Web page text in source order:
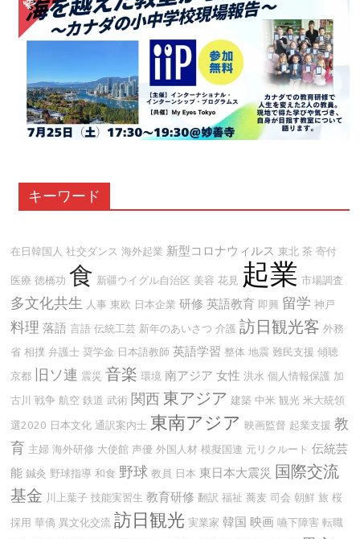
キーワード
在日韓国人 社交ダンス 海外起業 新型コロナウィルス 東北 茶 寄付
医療 徳橋功 食 新疆ウイグル自治区 美容 花見 起業 市場調査
多文化共生 人事 東欧 日本企業 研修 英語教育 即興 留学 神戸
料理 落語 言語 伝統工芸 新年のあいさつ 介護 訪日観光客 外務
省 相撲 弁護士 奨学金 日本語教師 英語学習 整体 地震 難民支援 傾聴
京都 旧ソ連 震災 音楽 環境 南アジア 女性 洪水 個人情報保護 加
古川 戦争 航空 鉄道 武術 関西 東アジア 建築 中米 観光 米大統領
選2020 日本文化 通訳案内士 東南アジア 映画監督 起業支援 教
育 主婦 海外研修 大使館 声優 外国人材 模擬国連 元リクルート 伝統芸
能 鍼灸 野球指導 和食 野球 教員 日本 東日本大震災 国際交流
基金 川上葉子 技能実習生 教育研修 翻訳 福祉 蕎麦 司会 朝鮮 旅 桜
採用 華僑 異文化交流 訪日観光 実業家 韓国 映画 嚥下障害 転職